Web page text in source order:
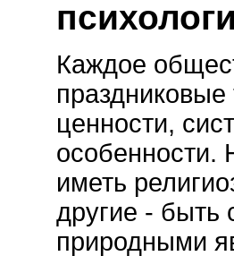
Каждое
ценности,
особенности.
иметь
другие - быть
природными